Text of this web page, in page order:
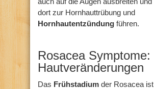
dort zur Hornhauttrübung und
Hornhautentzündung führen.
Rosacea Symptome:
Hautveränderungen
Das Frühstadium der Rosacea ist